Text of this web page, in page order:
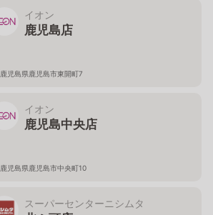
イオン
鹿児島店
鹿児島県鹿児島市東開町7
イオン
鹿児島中央店
鹿児島県鹿児島市中央町10
スーパーセンターニシムタ